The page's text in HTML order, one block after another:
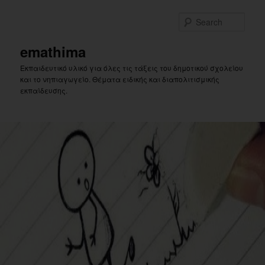
emathima
Εκπαιδευτικό υλικό για όλες τις τάξεις του δημοτικού σχολείου
και το νηπιαγωγείο. Θέματα ειδικής και διαπολιτισμικής
εκπαίδευσης.